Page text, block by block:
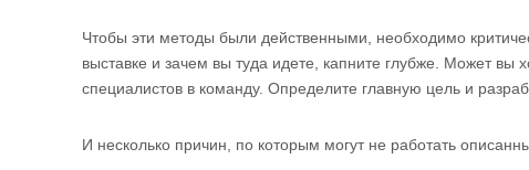
Чтобы эти методы были действенными, необходимо
выставке и зачем вы туда идете, капните глубже. Может
специалистов в команду. Определите главную цель и
И несколько причин, по которым могут не работать